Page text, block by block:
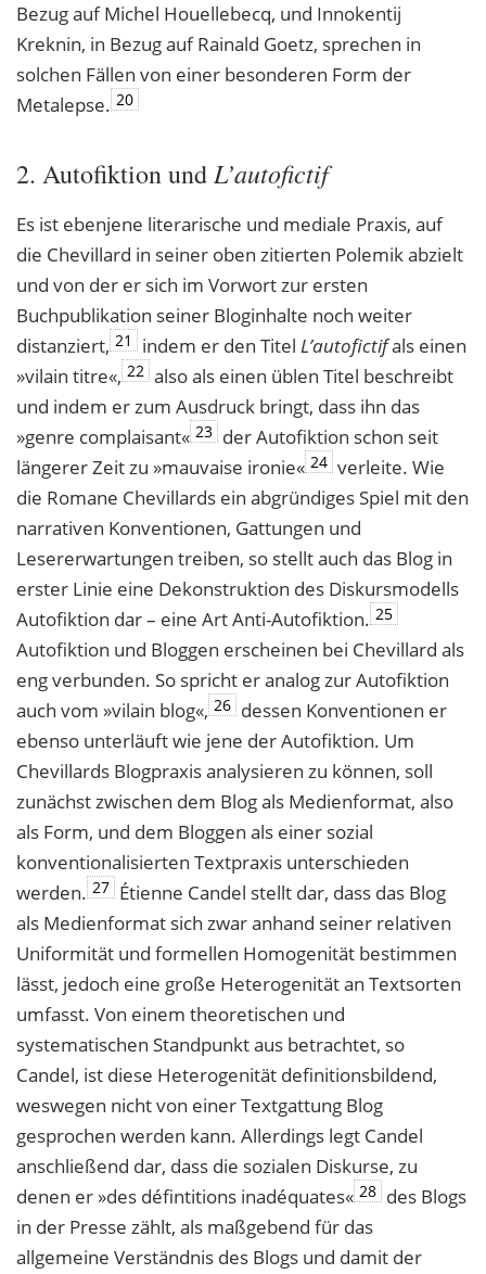
Bezug auf Michel Houellebecq, und Innokentij
Kreknin, in Bezug auf Rainald Goetz, sprechen in
solchen Fällen von einer besonderen Form der
Metalepse. 20
2. Autofiktion und L’autofictif
Es ist ebenjene literarische und mediale Praxis, auf
die Chevillard in seiner oben zitierten Polemik abzielt
und von der er sich im Vorwort zur ersten
Buchpublikation seiner Bloginhalte noch weiter
distanziert, 21 indem er den Titel L’autofictifals einen
»vilain titre«, 22 also als einen üblen Titel beschreibt
und indem er zum Ausdruck bringt, dass ihn das
»genre complaisant« 23 der Autofiktion schon seit
längerer Zeit zu »mauvaise ironie« 24 verleite. Wie
die Romane Chevillards ein abgründiges Spiel mit den
narrativen Konventionen, Gattungen und
Lesererwartungen treiben, so stellt auch das Blog in
erster Linie eine Dekonstruktion des Diskursmodells
Autofiktion dar – eine Art Anti-Autofiktion. 25
Autofiktion und Bloggen erscheinen bei Chevillard als
eng verbunden. So spricht er analog zur Autofiktion
auch vom »vilain blog«, 26 dessen Konventionen er
ebenso unterläuft wie jene der Autofiktion. Um
Chevillards Blogpraxis analysieren zu können, soll
zunächst zwischen dem Blog als Medienformat, also
als Form, und dem Bloggen als einer sozial
konventionalisierten Textpraxis unterschieden
werden. 27 Étienne Candel stellt dar, dass das Blog
als Medienformat sich zwar anhand seiner relativen
Uniformität und formellen Homogenität bestimmen
lässt, jedoch eine große Heterogenität an Textsorten
umfasst. Von einem theoretischen und
systematischen Standpunkt aus betrachtet, so
Candel, ist diese Heterogenität definitionsbildend,
weswegen nicht von einer Textgattung Blog
gesprochen werden kann. Allerdings legt Candel
anschließend dar, dass die sozialen Diskurse, zu
denen er »des défintitions inadéquates« 28 des Blogs
in der Presse zählt, als maßgebend für das
allgemeine Verständnis des Blogs und damit der